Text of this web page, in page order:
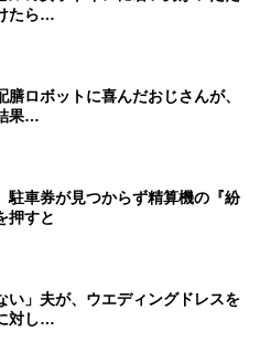
たら…
膳ロボットに喜んだおじさんが、
果…
駐車券が見つからず精算機の『紛
押すと
い」夫が、ウエディングドレスを
対し…